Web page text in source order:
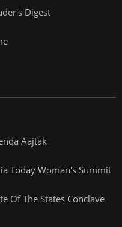
Digest
Aajtak
Today Woman's Summit
Of The States Conclave